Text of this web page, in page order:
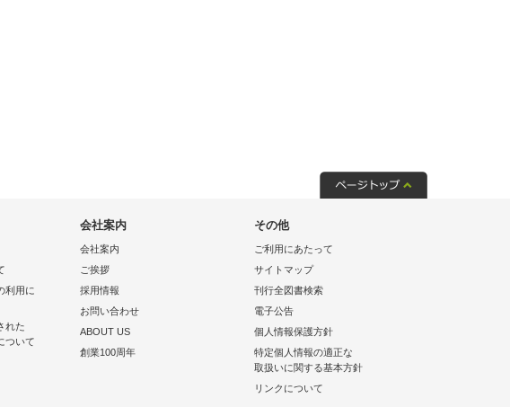
利用に
れた
ついて
会社案内
会社案内
ご挨拶
採用情報
お問い合わせ
ABOUT US
創業100周年
その他
ご利用にあたって
サイトマップ
刊行全図書検索
電子公告
個人情報保護方針
特定個人情報の適正な
取扱いに関する基本方針
リンクについて